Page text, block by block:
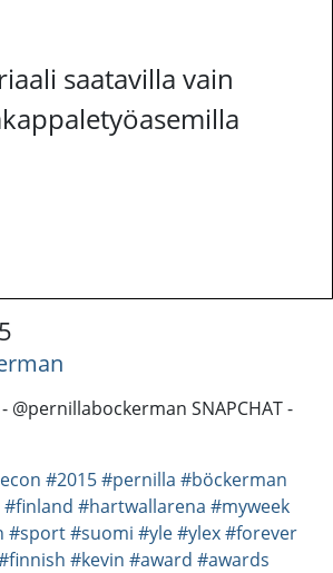
saatavilla vain
- @pernillabockerman SNAPCHAT -
#2015#pernilla #böckerman
#finland #hartwallarena #myweek
#sport#suomi #yle#ylex#forever
#kevin #award #awards